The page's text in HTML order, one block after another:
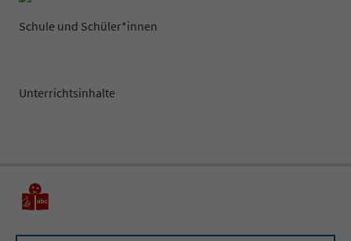
Schule und Schüler*innen
Unterrichtsinhalte